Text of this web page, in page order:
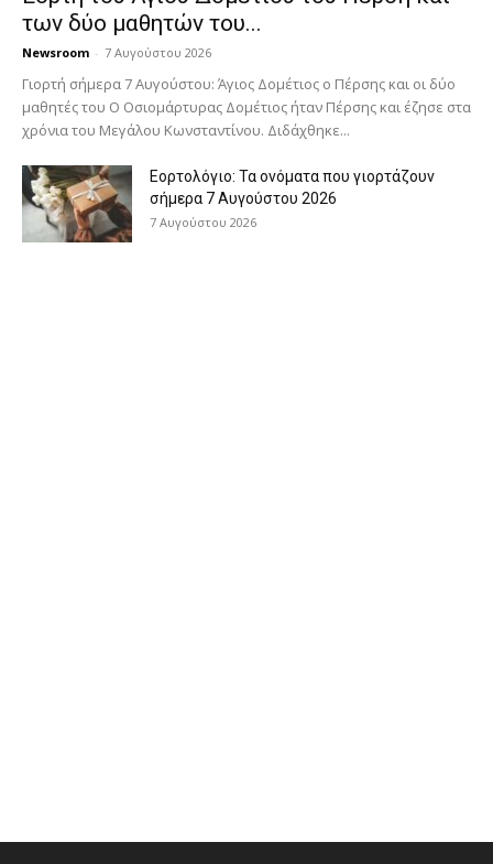
των δύο μαθητών του...
Newsroom - 7 Αυγούστου 2026
Γιορτή σήμερα 7 Αυγούστου: Άγιος Δομέτιος ο Πέρσης και οι δύο
μαθητές του Ο Oσιομάρτυρας Δομέτιος ήταν Πέρσης και έζησε στα
χρόνια του Μεγάλου Κωνσταντίνου. Διδάχθηκε...
Εορτολόγιο: Τα ονόματα που γιορτάζουν
σήμερα 7 Αυγούστου 2026
7 Αυγούστου 2026